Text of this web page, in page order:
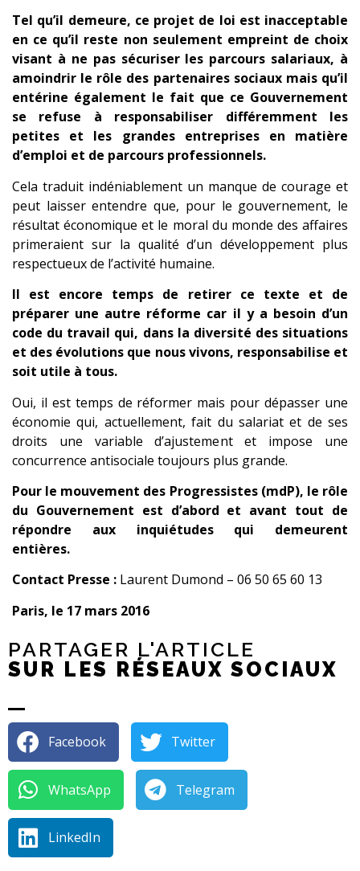
Tel qu’il demeure, ce projet de loi est inacceptable
en ce qu’il reste non seulement empreint de choix
visant à ne pas sécuriser les parcours salariaux, à
amoindrir le rôle des partenaires sociaux mais qu’il
entérine également le fait que ce Gouvernement
se refuse à responsabiliser différemment les
petites et les grandes entreprises en matière
d’emploi et de parcours professionnels.
Cela traduit indéniablement un manque de courage et
peut laisser entendre que, pour le gouvernement, le
résultat économique et le moral du monde des affaires
primeraient sur la qualité d’un développement plus
respectueux de l’activité humaine.
Il est encore temps de retirer ce texte et de
préparer une autre réforme car il y a besoin d’un
code du travail qui, dans la diversité des situations
et des évolutions que nous vivons, responsabilise et
soit utile à tous.
Oui, il est temps de réformer mais pour dépasser une
économie qui, actuellement, fait du salariat et de ses
droits une variable d’ajustement et impose une
concurrence antisociale toujours plus grande.
Pour le mouvement des Progressistes (mdP), le rôle
du Gouvernement est d’abord et avant tout de
répondre aux inquiétudes qui demeurent
entières.
Contact Presse : Laurent Dumond – 06 50 65 60 13
Paris, le 17 mars 2016
PARTAGER L'ARTICLE
SUR LES RÉSEAUX SOCIAUX
Facebook Twitter
WhatsApp Telegram
LinkedIn